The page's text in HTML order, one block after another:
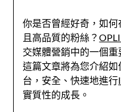
你是否曾經好奇，如
且高品質的粉絲？
交媒體營銷中的一個
這篇文章將為您介紹
台，安全、快速地進行
實質性的成長。